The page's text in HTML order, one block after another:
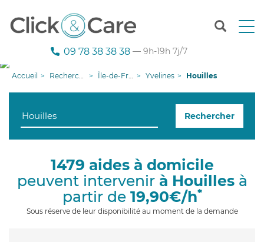
T
n
g
i
09 78 38 38 38 — 9h-19h 7j/7
Accueil Recherche aide à domicile Île-de-France Yvelines Houilles
Rechercher
1479 aides à domicile
peuvent intervenir à Houillesà
partir de 19,90€/h*
Sous réserve de leur disponibilité au moment de la demande